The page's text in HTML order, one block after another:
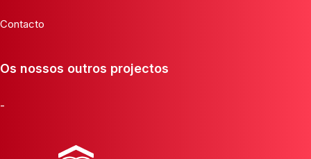
Contacto
Os nossos outros projectos
-